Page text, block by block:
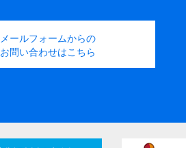
メールフォームからの
お問い合わせはこちら